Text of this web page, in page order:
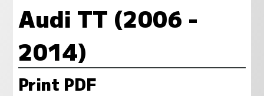
Audi TT (2006 -
2014)
Print PDF